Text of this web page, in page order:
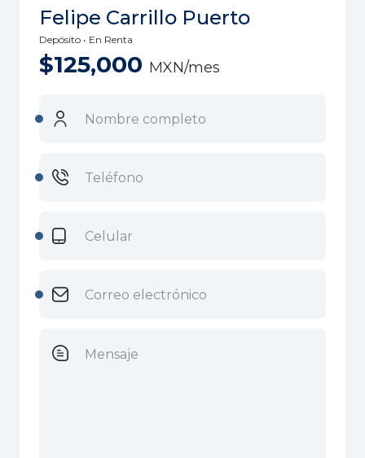
Felipe Carrillo Puerto
Depósito • En Renta
$125,000 MXN/mes